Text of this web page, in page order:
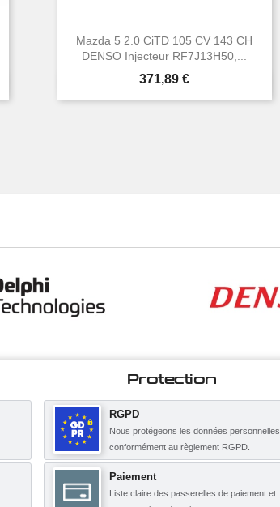
Mazda 5 2.0 CiTD 105 CV 143 CH
DENSO Injecteur RF7J13H50,...
Prix
371,89 €
Aperçu rapide
Protection
RGPD
Nous protégeons les données personnelles
conformément au règlement RGPD.
Paiement
Liste claire des passerelles de paiement et